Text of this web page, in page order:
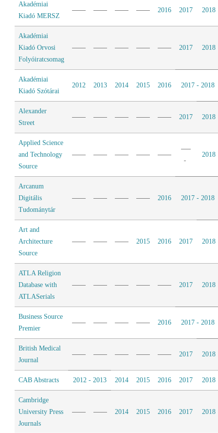
Akadémiai
Kiadó MERSZ
2016 2017 2018
Akadémiai
Kiadó Orvosi
Folyóiratcsomag
2017 2018
Akadémiai
Kiadó Szótárai
2012 2013 2014 2015 2016 2017 - 2018
Alexander
Street
2017 2018
Applied Science
and Technology
Source
2018
Arcanum
Digitális
Tudománytár
2016 2017 - 2018
Art and
Architecture
Source
2015 2016 2017 2018
ATLA Religion
Database with
ATLASerials
2017 2018
Business Source
Premier
2016 2017 - 2018
British Medical
Journal
2017 2018
CAB Abstracts 2012 - 2013 2014 2015 2016 2017 2018
Cambridge
University Press
Journals
2014 2015 2016 2017 2018